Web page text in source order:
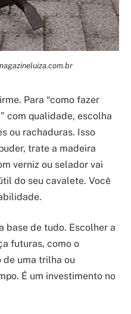
Para “como fazer
com qualidade, escolha
ou rachaduras. Isso
trate a madeira
verniz ou selador vai
do seu cavalete. Você
base de tudo. Escolher a
futuras, como o
de uma trilha ou
É um investimento no